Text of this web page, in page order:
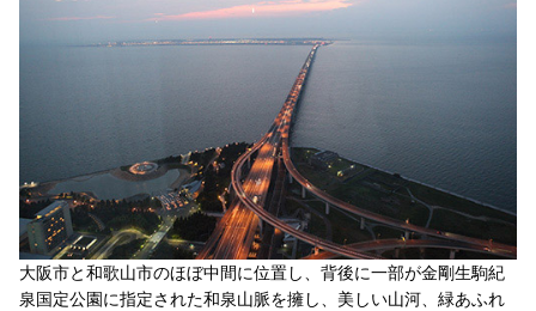
大阪市と和歌山市のほぼ中間に位置し、背後に一部が金剛生駒紀
泉国定公園に指定された和泉山脈を擁し、美しい山河、緑あふれ